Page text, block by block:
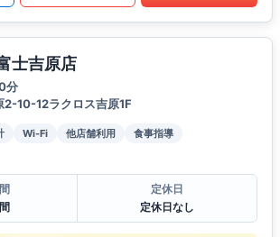
士吉原店
分
2-10-12ラクロス吉原1F
Wi-Fi 他店舗利用
食事指導
定休日
定休日なし